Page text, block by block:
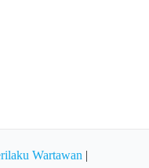
Wartawan |